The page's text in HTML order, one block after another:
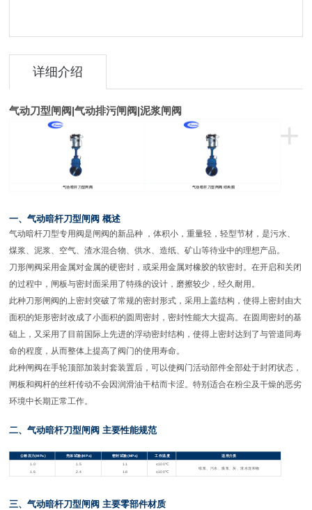
详细介绍
气动刀型闸阀|气动排污闸阀|泥浆闸阀
+
气动暗杆刀型闸阀 气动暗杆刀型闸阀 结构图
一、气动暗杆刀型闸阀 概述
气动暗杆刀型专用阀是闸阀的新品种 ，体积小，重量轻，轻型节材，是污水、
煤浆、泥浆、空气、渣水混合物、供水、造纸、矿山等待业中的理想产品。
刀形闸阀采用金属对金属的硬密封，或采用金属对橡胶的软密封。在开启和关闭
的过程中，闸板与密封面采用了特殊的设计，磨擦较少，经久耐用。
此种刀形闸阀的上密封突破了常规的密封形式，采用上盖结构，使得上密封由大
面积的矩形密封改成了小面积的圆周密封，密封性能大大提高。在圆周密封的基
础上，又采用了目前国际上先进的浮动密封结构，使得上密封达到了与管道同寿
命的程度，从而整体上提高了阀门的使用寿命。
此种闸阀在手轮顶部加装封套装置后，可以使阀门活动部件全部处于封闭状态，
闸板和阀杆的丝杆传动不会因润滑油干枯而卡涩。特别适合在粉尘及干燥的恶劣
环境中长期正常工作。
二、气动暗杆刀型闸阀 主要性能规范
公称压力(MPa) 壳体试验(MPa) 密封试验(MPa) 工作温度
适用介质
1.0
1.6
1.5
2.4
1.1
1.8
≤100℃
≤100℃
纸浆、污水、煤浆、灰、渣水混和物
三、气动暗杆刀型闸阀 主要零部件材质